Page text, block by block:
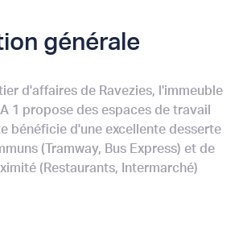
générale
d'affaires de Ravezies, l'immeuble
1 propose des espaces de travail
bénéficie d'une excellente desserte
(Tramway, Bus Express) et de
(Restaurants, Intermarché)